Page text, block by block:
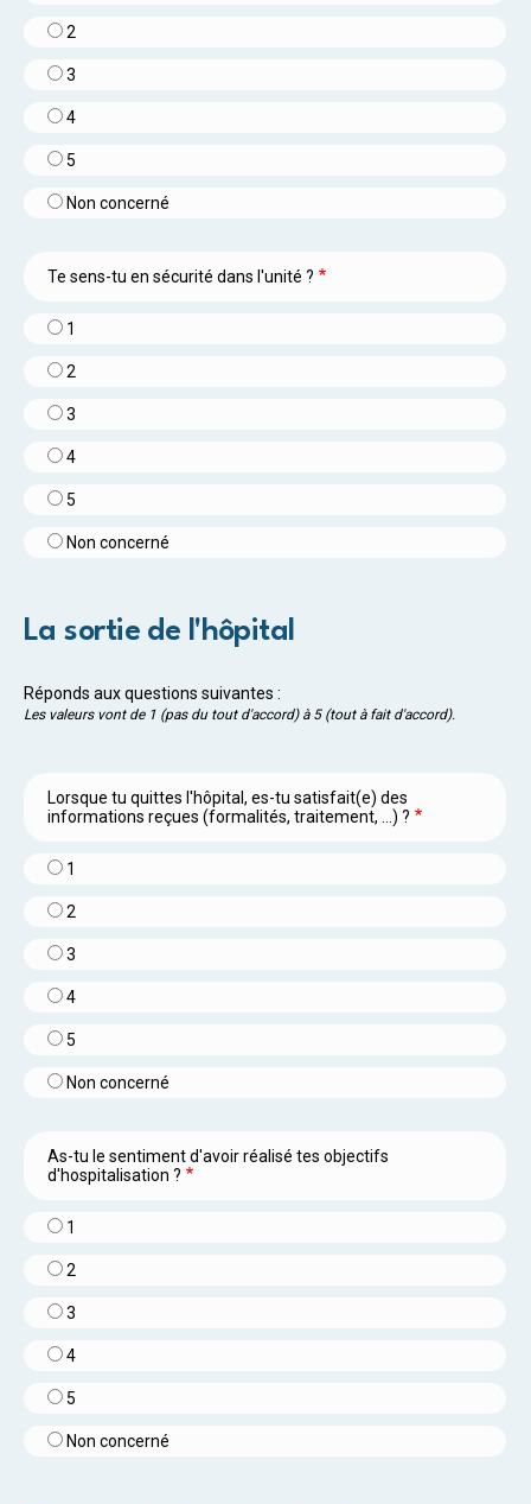
2
3
4
5
Non concerné
Te sens-tu en sécurité dans l'unité ?
1
2
3
4
5
Non concerné
La sortie de l'hôpital
Réponds aux questions suivantes :
Les valeurs vont de 1 (pas du tout d'accord) à 5 (tout à fait d'accord).
Lorsque tu quittes l'hôpital, es-tu satisfait(e) des
informations reçues (formalités, traitement, ...) ?
1
2
3
4
5
Non concerné
As-tu le sentiment d'avoir réalisé tes objectifs
d'hospitalisation ?
1
2
3
4
5
Non concerné